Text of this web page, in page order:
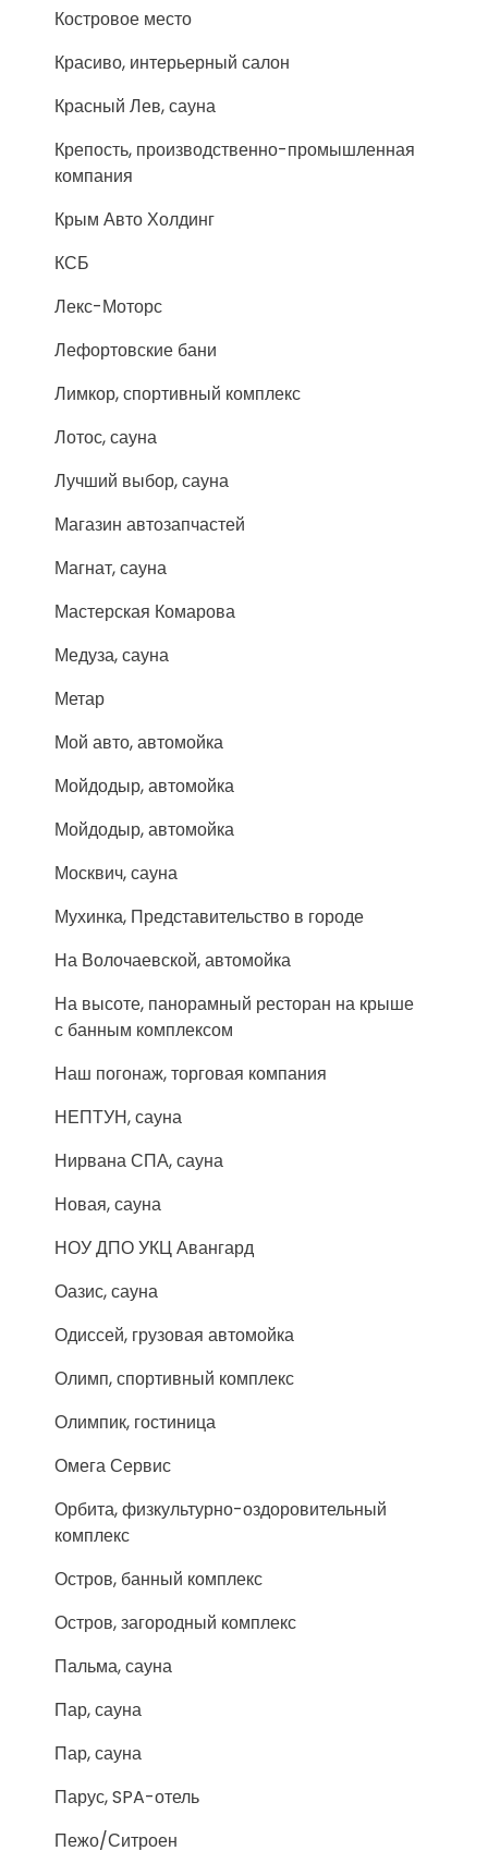
Костровое место
Красиво, интерьерный салон
Красный Лев, сауна
Крепость, производственно-промышленная
компания
Крым Авто Холдинг
КСБ
Лекс-Моторс
Лефортовские бани
Лимкор, спортивный комплекс
Лотос, сауна
Лучший выбор, сауна
Магазин автозапчастей
Магнат, сауна
Мастерская Комарова
Медуза, сауна
Метар
Мой авто, автомойка
Мойдодыр, автомойка
Мойдодыр, автомойка
Москвич, сауна
Мухинка, Представительство в городе
На Волочаевской, автомойка
На высоте, панорамный ресторан на крыше
с банным комплексом
Наш погонаж, торговая компания
НЕПТУН, сауна
Нирвана СПА, сауна
Новая, сауна
НОУ ДПО УКЦ Авангард
Оазис, сауна
Одиссей, грузовая автомойка
Олимп, спортивный комплекс
Олимпик, гостиница
Омега Сервис
Орбита, физкультурно-оздоровительный
комплекс
Остров, банный комплекс
Остров, загородный комплекс
Пальма, сауна
Пар, сауна
Пар, сауна
Парус, SPA-отель
Пежо/Ситроен